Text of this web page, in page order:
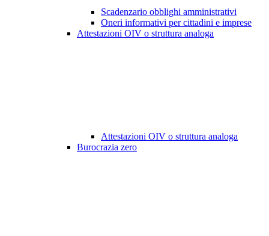
Scadenzario obblighi amministrativi
Oneri informativi per cittadini e imprese
Attestazioni OIV o struttura analoga
Attestazioni OIV o struttura analoga
Burocrazia zero